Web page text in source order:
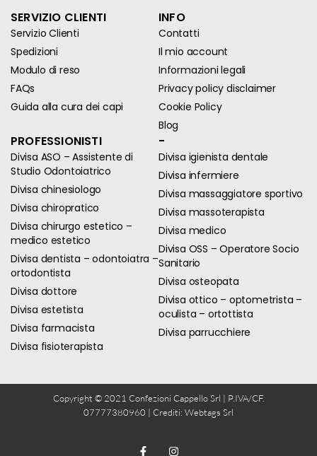
SERVIZIO CLIENTI
Servizio Clienti
Spedizioni
Modulo di reso
FAQs
Guida alla cura dei capi
INFO
Contatti
Il mio account
Informazioni legali
Privacy policy disclaimer
Cookie Policy
Blog
PROFESSIONISTI
Divisa ASO – Assistente di
Studio Odontoiatrico
Divisa chinesiologo
Divisa chiropratico
Divisa chirurgo estetico –
medico estetico
Divisa dentista – odontoiatra –
ortodontista
Divisa dottore
Divisa estetista
Divisa farmacista
Divisa fisioterapista
-
Divisa igienista dentale
Divisa infermiere
Divisa massaggiatore sportivo
Divisa massoterapista
Divisa medico
Divisa OSS – Operatore Socio
Sanitario
Divisa osteopata
Divisa ottico – optometrista –
oculista – ortottista
Divisa parrucchiere
Copyright © 2021 Confezioni Cappello Srl | P.IVA/CF.
07777380960 | Crediti: Webtags Srl